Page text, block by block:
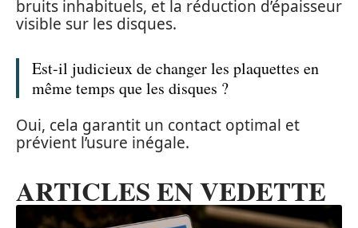
bruits inhabituels, et la réduction d’épaisseur
visible sur les disques.
Est-il judicieux de changer les plaquettes en
même temps que les disques ?
Oui, cela garantit un contact optimal et
prévient l’usure inégale.
ARTICLES EN VEDETTE